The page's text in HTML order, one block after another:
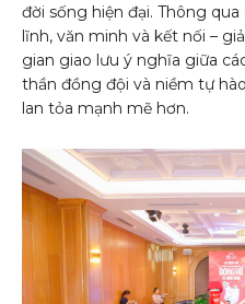
đời sống hiện đại. Thông
lĩnh, văn minh và kết nối –
gian giao lưu ý nghĩa giữa
thần đồng đội và niềm tự
lan tỏa mạnh mẽ hơn.